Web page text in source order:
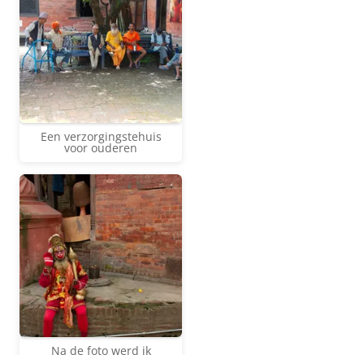
Een verzorgingstehuis
voor ouderen
Na de foto werd ik